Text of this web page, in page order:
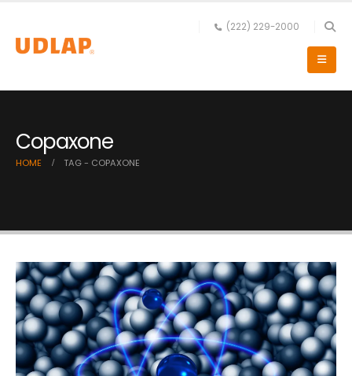
(222) 229-2000
Copaxone
HOME TAG - COPAXONE